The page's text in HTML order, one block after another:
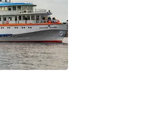
Основных мест: 2
Основных мест: 2
Дополнительных
мест: 1